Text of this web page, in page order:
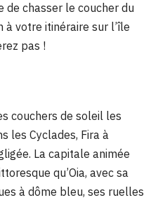
de chasser le coucher du
à votre itinéraire sur l’île
pas !
couchers de soleil les
les Cyclades, Fira à
La capitale animée
qu’Oia, avec sa
à dôme bleu, ses ruelles